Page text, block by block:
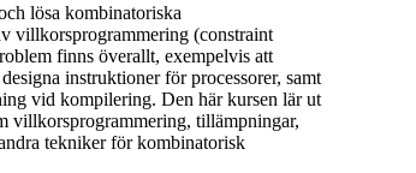
lösa kombinatoriska
villkorsprogrammering (constraint
finns överallt, exempelvis att
instruktioner för processorer, samt
vid kompilering. Den här kursen lär ut
villkorsprogrammering, tillämpningar,
tekniker för kombinatorisk